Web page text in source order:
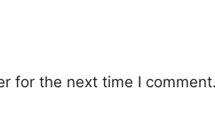
for the next time I comment.